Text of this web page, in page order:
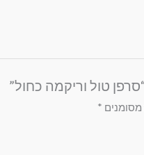
טול וריקמה כחול”
*